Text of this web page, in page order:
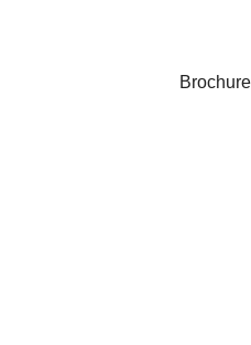
Brochure